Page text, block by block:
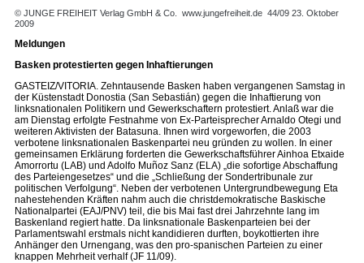
© JUNGE FREIHEIT Verlag GmbH & Co. www.jungefreiheit.de 44/09 23. Oktober
2009
Meldungen
Basken protestierten gegen Inhaftierungen
GASTEIZ/VITORIA. Zehntausende Basken haben vergangenen Samstag in
der Küstenstadt Donostia (San Sebastián) gegen die Inhaftierung von
linksnationalen Politikern und Gewerkschaftern protestiert. Anlaß war die
am Dienstag erfolgte Festnahme von Ex-Parteisprecher Arnaldo Otegi und
weiteren Aktivisten der Batasuna. Ihnen wird vorgeworfen, die 2003
verbotene linksnationalen Baskenpartei neu gründen zu wollen. In einer
gemeinsamen Erklärung forderten die Gewerkschaftsführer Ainhoa Etxaide
Amorrortu (LAB) und Adolfo Muñoz Sanz (ELA) „die sofortige Abschaffung
des Parteiengesetzes“ und die „Schließung der Sondertribunale zur
politischen Verfolgung“. Neben der verbotenen Untergrundbewegung Eta
nahestehenden Kräften nahm auch die christdemokratische Baskische
Nationalpartei (EAJ/PNV) teil, die bis Mai fast drei Jahrzehnte lang im
Baskenland regiert hatte. Da linksnationale Baskenparteien bei der
Parlamentswahl erstmals nicht kandidieren durften, boykottierten ihre
Anhänger den Urnengang, was den pro-spanischen Parteien zu einer
knappen Mehrheit verhalf (JF 11/09).